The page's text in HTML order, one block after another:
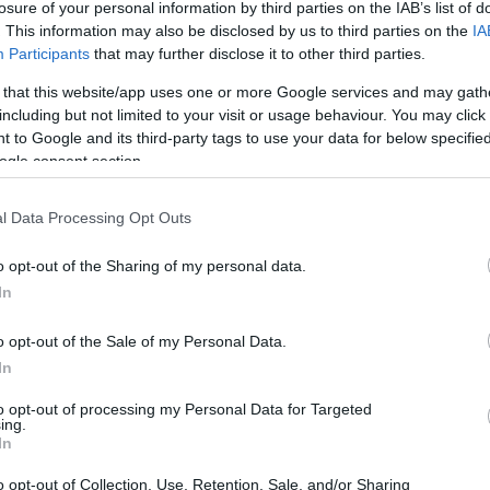
of your personal information by third parties on the IAB’s list of
This information may also be disclosed by us to third parties on the
Participants that may further disclose it to other third parties.
that this website/app uses one or more Google services and may
but not limited to your visit or usage behaviour. You may
to Google and its third-party tags to use your data for below
consent section.
Data Processing Opt Outs
opt-out of the Sharing of my personal data.
opt-out of the Sale of my Personal Data.
opt-out of processing my Personal Data for Targeted
opt-out of Collection, Use, Retention, Sale, and/or Sharing
vybudování hřiště. Nadace ČEZ totiž každý
naší mobilní aplikace EPP – Pomáhej
Celkem se díky této aktivitě vybralo 209
přišel podívat na bedřichovský stadion, mohl
ČEZ. Tam na ně čekal speciálně upravený
270 154 Kč. „Na trenažéru bylo ujeto 515 jízd
k zapojení ředitelka Nadace ČEZ.
zrealizovat stavbu multifunkční
50 funguje jako dětské hřiště. „Zatím ji tu
zprávu nedávali, zájem o ni je obrovský. Denně
obce v srdci Jizerských hor Petr Holub.
reklamou také pro organizátory populárního
své smysluplné uplatnění, pomohla v daném
v tomto případě stoprocentně povedlo,“ chválí